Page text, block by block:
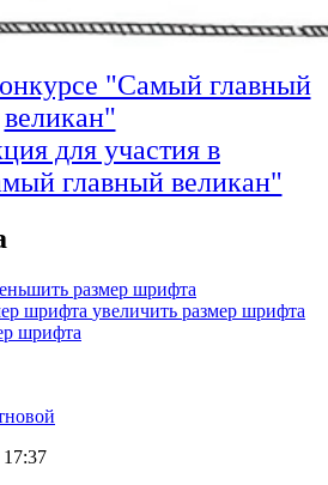
"Самый главный
великан"
для участия в
главный великан"
размер шрифта
увеличить размер шрифта
17:37